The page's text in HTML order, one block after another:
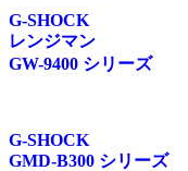
G-SHOCK
レンジマン
GW-9400 シリーズ
G-SHOCK
GMD-B300 シリーズ